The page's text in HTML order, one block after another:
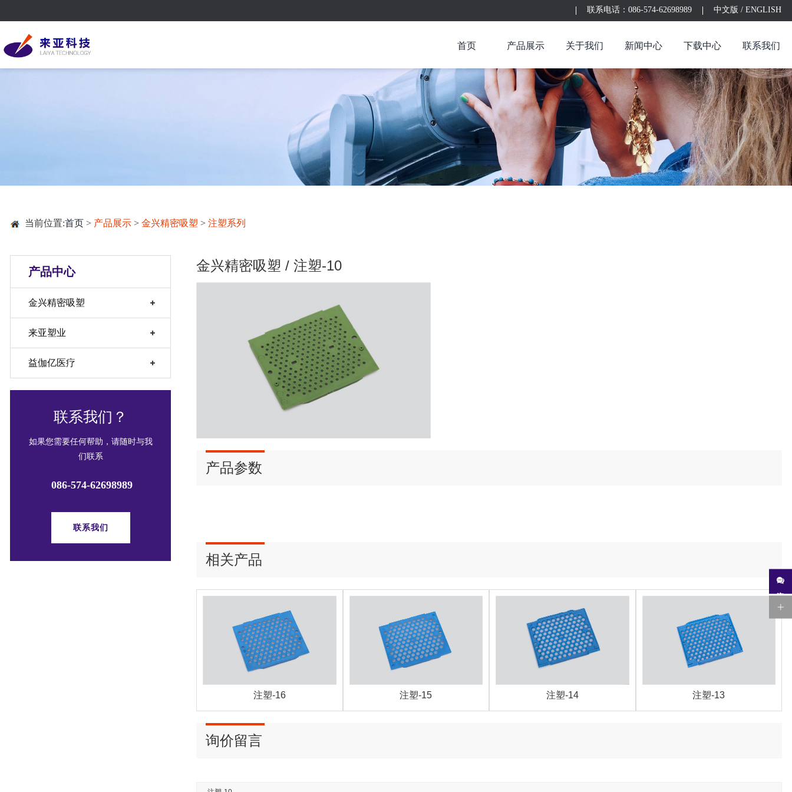
联系电话：086-574-62698989 中文版 / ENGLISH
首页 产品展示
金兴精密吸塑
透镜系列
镜头系列
棱镜系列
注塑系列
来亚塑业
分类01
益伽亿医疗
医疗机械吸塑包装盒
医疗器械类注塑配件
关于我们
企业简介 生产设备 企业文化
新闻中心
公司动态 行业新闻
下载中心 联系我们
联系方式 留言反馈
当前位置:首页 > 产品展示 > 金兴精密吸塑 > 注塑系列
产品中心
金兴精密吸塑
来亚塑业
益伽亿医疗
联系我们？
如果您需要任何帮助，请随时与我
们联系
086-574-62698989
联系我们
金兴精密吸塑 / 注塑-10
产品参数
相关产品
注塑-16 注塑-15 注塑-14 注塑-13
询价留言